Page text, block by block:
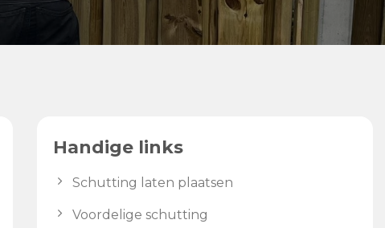
Handige links
Schutting laten plaatsen
Voordelige schutting